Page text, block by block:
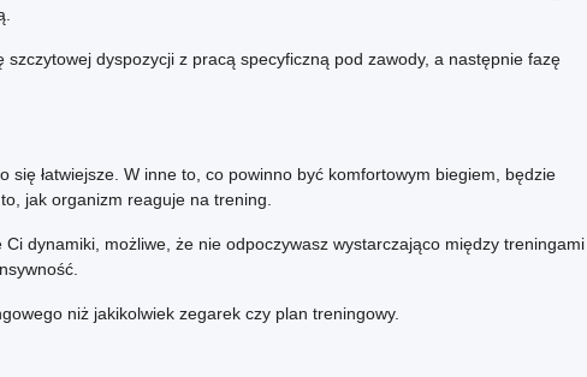
dyspozycji z pracą specyficzną pod zawody, a następnie fazę
się łatwiejsze. W inne to, co powinno być komfortowym biegiem, będzie
jak organizm reaguje na trening.
dynamiki, możliwe, że nie odpoczywasz wystarczająco między treningami
niż jakikolwiek zegarek czy plan treningowy.